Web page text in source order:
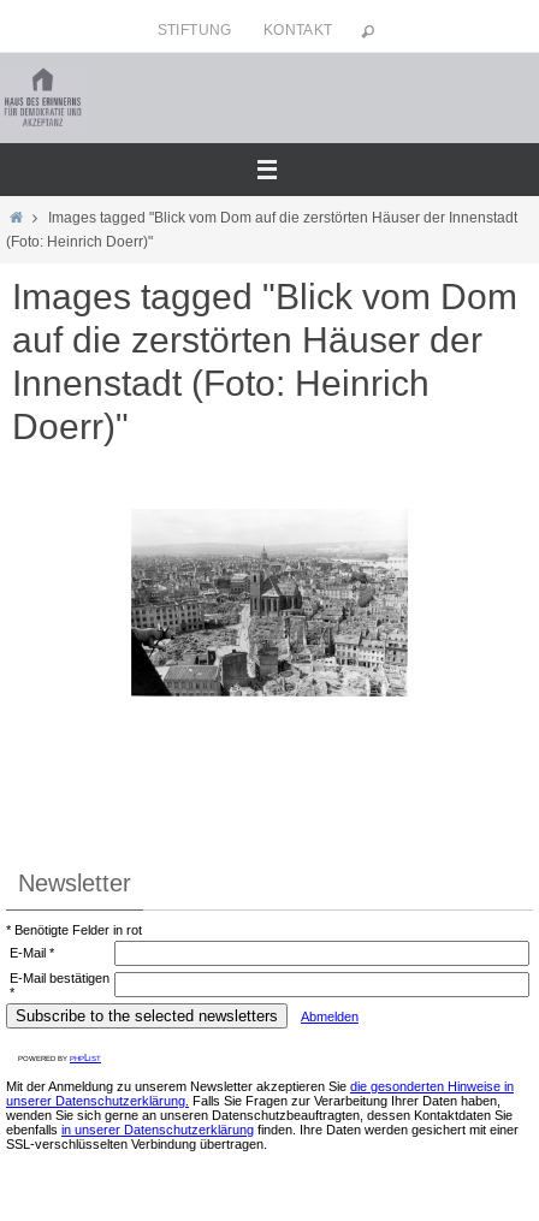
Inhalt
springen
STIFTUNG KONTAKT
HomeImages tagged "Blick vom Dom auf die zerstörten Häuser der Innenstadt
(Foto: Heinrich Doerr)"
Images tagged "Blick vom Dom
auf die zerstörten Häuser der
Innenstadt (Foto: Heinrich
Doerr)"
Newsletter